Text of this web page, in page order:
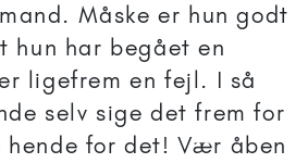
Måske er hun godt
hun har begået en
ligefrem en fejl. I så
selv sige det frem for
hende for det! Vær åben